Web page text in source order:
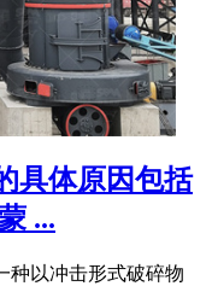
具体原因包括
...
种以冲击形式破碎物